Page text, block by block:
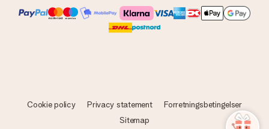
Cookie policy Privacy statement
Forretningsbetingelser
Sitemap